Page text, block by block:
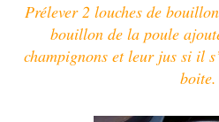
Prélever 2 louches de
bouillon de la poule
champignons et leur jus si il
boite.